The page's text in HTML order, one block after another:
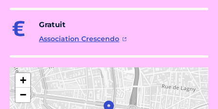
Gratuit
Association Crescendo
+
−